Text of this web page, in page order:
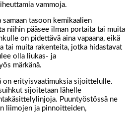
vammoja.
tasoon kemikaalien
niihin pääsee ilman portaita tai muita
on pidettävä aina vapaana, eikä
tai muita rakenteita, jotka hidastavat
olla liukas- ja
märkänä.
on erityisvaatimuksia sijoittelulle.
sijoitetaan lähelle
Puuntyöstössä ne
liimojen ja pinnoitteiden,